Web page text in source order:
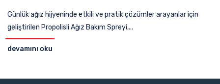
Günlük ağız hijyeninde etkili ve pratik çözümler arayanlar için
geliştirilen Propolisli Ağız Bakım Spreyi,...
devamını oku